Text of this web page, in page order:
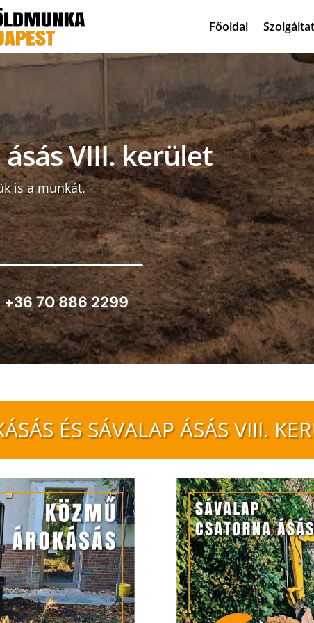
Főoldal
VIII. kerület
is a munkát.
+36 70 886 2299
ÉS SÁVALAP ÁSÁS VIII.